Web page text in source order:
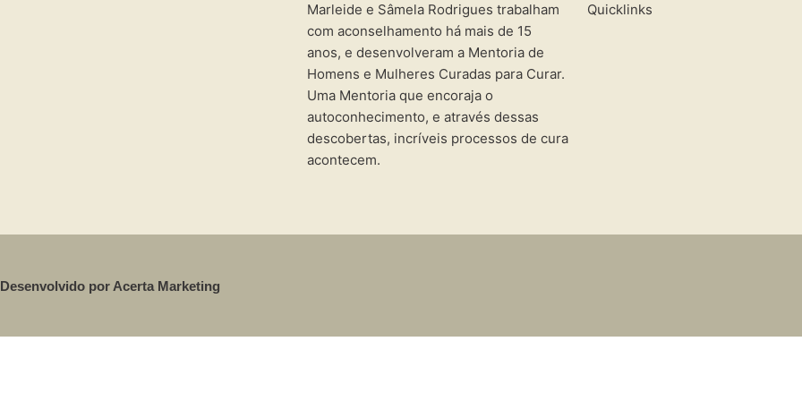
Marleide e Sâmela Rodrigues trabalham
com aconselhamento há mais de 15
anos, e desenvolveram a Mentoria de
Homens e Mulheres Curadas para Curar.
Uma Mentoria que encoraja o
autoconhecimento, e através dessas
descobertas, incríveis processos de cura
acontecem.
Quicklinks
Desenvolvido por Acerta Marketing